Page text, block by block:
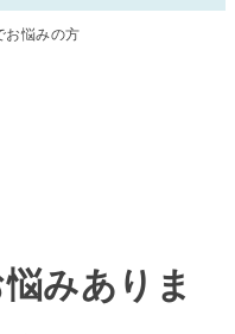
お悩みの方
みありま